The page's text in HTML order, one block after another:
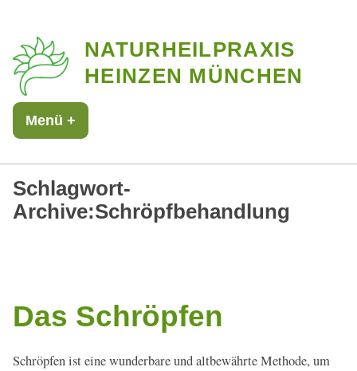
Inhalt
springen
NATURHEILPRAXIS
HEINZEN MÜNCHEN
Menü +
Schlagwort-
Archive:Schröpfbehandlung
Das Schröpfen
Schröpfen ist eine wunderbare und altbewährte Methode, um